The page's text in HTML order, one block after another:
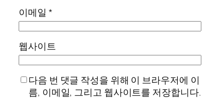
이메일 *
웹사이트
다음 번 댓글 작성을 위해 이 브라우저에 이
름, 이메일, 그리고 웹사이트를 저장합니다.